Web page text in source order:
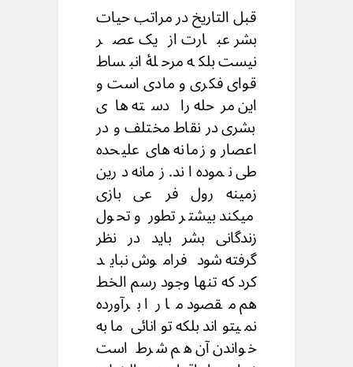
قبل التاریخ در مراتب حیات
بشر عبارت ازیک عصر
نیست بلکه مرحلۀ انبساط
قوای فکری و مادی است و
این مرحله را دسته های
بشری در نقاط مختلف و در
اعصار و زمانه های علیحده
طی نموده اند. زمانه درین
زمینه رول فر عی بازی
میکند بیشتر تطور و تحول
زندگانی بشر باید در نظر
گرفته شود فراموش نباید
کرد که تنها وجود رسم الخط
هم مقصود ما را برآورده
نمیتواند بلکه توانائی ما به
خواندن آن هم شرط است